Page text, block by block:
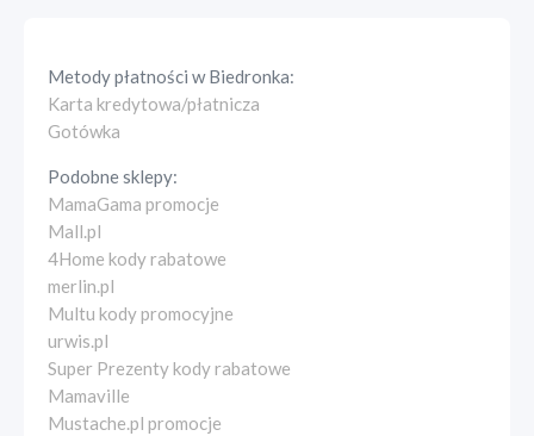
Metody płatności wBiedronka:
Karta kredytowa/płatnicza
Gotówka
Podobne sklepy:
MamaGama promocje
Mall.pl
4Home kody rabatowe
merlin.pl
Multu kody promocyjne
urwis.pl
Super Prezenty kody rabatowe
Mamaville
Mustache.pl promocje